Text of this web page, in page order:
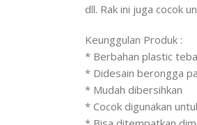
dll. Rak ini juga cocok
Keunggulan Produk :
* Berbahan plastic
* Didesain berongga
* Mudah dibersihkan
* Cocok digunakan